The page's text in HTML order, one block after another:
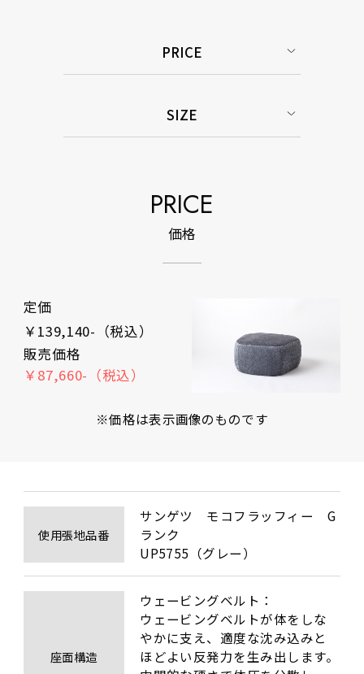
PRICE
SIZE
PRICE
価格
定価
￥139,140-（税込）
販売価格
￥87,660-（税込）
※価格は表示画像のものです
使用張地品番
サンゲツ　モコフラッフィー　G
ランク
UP5755（グレー）
座面構造
ウェービングベルト：
ウェービングベルトが体をしな
やかに支え、適度な沈み込みと
ほどよい反発力を生み出します。